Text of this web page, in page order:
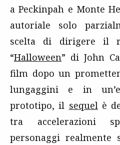
a Peckinpah e Monte
autoriale solo
scelta di dirigere il
“Halloween” di John
film dopo un
lungaggini e in
prototipo, il sequelè
tra accelerazioni
personaggi